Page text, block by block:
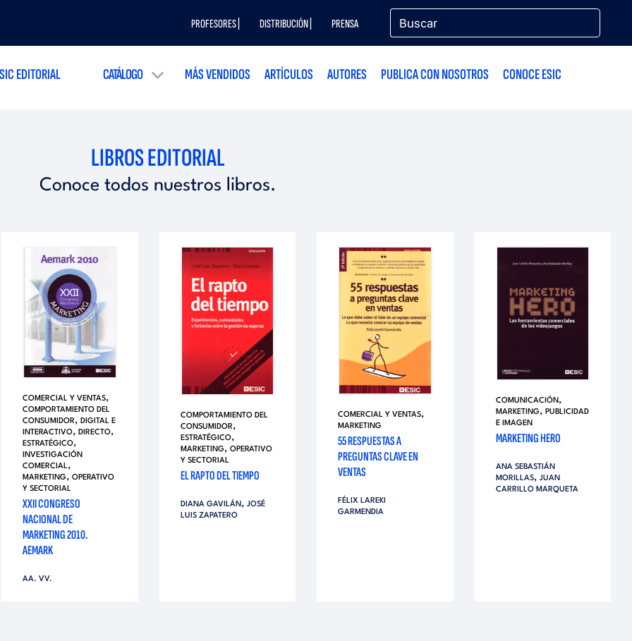
PROFESORES | DISTRIBUCIÓN | PRENSA
EDITORIAL CATÁLOGO MÁS VENDIDOS ARTÍCULOS AUTORES PUBLICA CON NOSOTROS CONOCE ESIC
LIBROS EDITORIAL
Conoce todos nuestros libros.
COMERCIAL Y VENTAS,
COMPORTAMIENTO DEL
CONSUMIDOR,DIGITAL E
INTERACTIVO,DIRECTO,
ESTRATÉGICO,
INVESTIGACIÓN
COMERCIAL,
MARKETING,OPERATIVO
Y SECTORIAL
XXII CONGRESO
NACIONAL DE
MARKETING 2010.
AEMARK
AA. VV.
COMPORTAMIENTO DEL
CONSUMIDOR,
ESTRATÉGICO,
MARKETING, OPERATIVO
Y SECTORIAL
EL RAPTO DEL TIEMPO
DIANA GAVILÁN, JOSÉ
LUIS ZAPATERO
COMERCIAL Y VENTAS,
MARKETING
55 RESPUESTAS A
PREGUNTAS CLAVE EN
VENTAS
FÉLIX LAREKI
GARMENDIA
COMUNICACIÓN,
MARKETING, PUBLICIDAD
E IMAGEN
MARKETING HERO
ANA SEBASTIÁN
MORILLAS, JUAN
CARRILLO MARQUETA